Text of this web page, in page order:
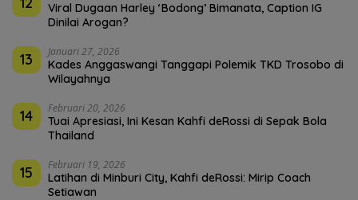
Viral Dugaan Harley ‘Bodong’ Bimanata, Caption IG
Dinilai Arogan?
13 Januari 27, 2026
Kades Anggaswangi Tanggapi Polemik TKD Trosobo di
Wilayahnya
14 Februari 20, 2026
Tuai Apresiasi, Ini Kesan Kahfi deRossi di Sepak Bola
Thailand
15 Februari 19, 2026
Latihan di Minburi City, Kahfi deRossi: Mirip Coach
Setiawan